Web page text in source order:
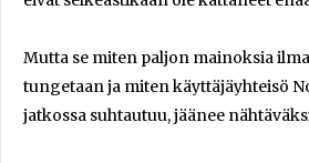
Mutta se miten paljon mainoksia
tungetaan ja miten käyttäjäyhteisö
jatkossa suhtautuu, jäänee